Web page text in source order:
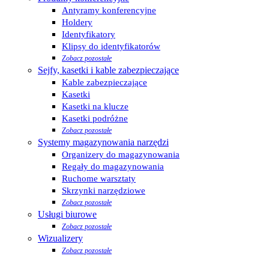
Antyramy konferencyjne
Holdery
Identyfikatory
Klipsy do identyfikatorów
Zobacz pozostałe
Sejfy, kasetki i kable zabezpieczające
Kable zabezpieczające
Kasetki
Kasetki na klucze
Kasetki podróżne
Zobacz pozostałe
Systemy magazynowania narzędzi
Organizery do magazynowania
Regały do magazynowania
Ruchome warsztaty
Skrzynki narzędziowe
Zobacz pozostałe
Usługi biurowe
Zobacz pozostałe
Wizualizery
Zobacz pozostałe